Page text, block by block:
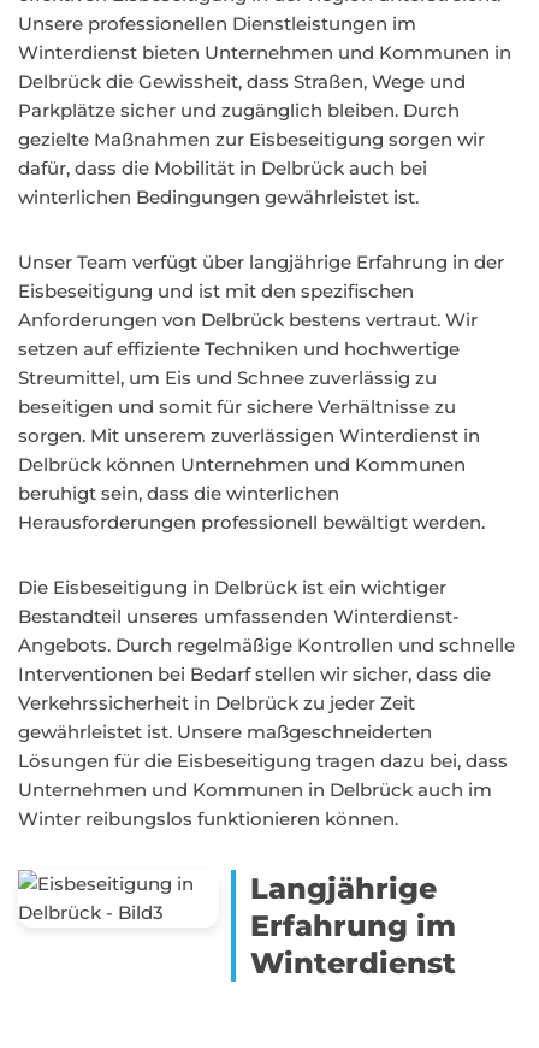
Unsere professionellen Dienstleistungen im
Winterdienst bieten Unternehmen und Kommunen in
Delbrück die Gewissheit, dass Straßen, Wege und
Parkplätze sicher und zugänglich bleiben. Durch
gezielte Maßnahmen zur Eisbeseitigung sorgen wir
dafür, dass die Mobilität in Delbrück auch bei
winterlichen Bedingungen gewährleistet ist.
Unser Team verfügt über langjährige Erfahrung in der
Eisbeseitigung und ist mit den spezifischen
Anforderungen von Delbrück bestens vertraut. Wir
setzen auf effiziente Techniken und hochwertige
Streumittel, um Eis und Schnee zuverlässig zu
beseitigen und somit für sichere Verhältnisse zu
sorgen. Mit unserem zuverlässigen Winterdienst in
Delbrück können Unternehmen und Kommunen
beruhigt sein, dass die winterlichen
Herausforderungen professionell bewältigt werden.
Die Eisbeseitigung in Delbrück ist ein wichtiger
Bestandteil unseres umfassenden Winterdienst-
Angebots. Durch regelmäßige Kontrollen und schnelle
Interventionen bei Bedarf stellen wir sicher, dass die
Verkehrssicherheit in Delbrück zu jeder Zeit
gewährleistet ist. Unsere maßgeschneiderten
Lösungen für die Eisbeseitigung tragen dazu bei, dass
Unternehmen und Kommunen in Delbrück auch im
Winter reibungslos funktionieren können.
Langjährige
Erfahrung im
Winterdienst